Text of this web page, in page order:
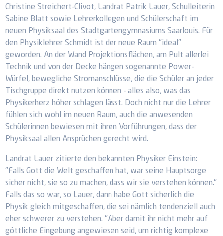
Christine Streichert-Clivot, Landrat Patrik Lauer, Schulleiterin
Sabine Blatt sowie Lehrerkollegen und Schülerschaft im
neuen Physiksaal des Stadtgartengymnasiums Saarlouis. Für
den Physiklehrer Schmidt ist der neue Raum "ideal"
geworden. An der Wand Projektionsflächen, am Pult allerlei
Technik und von der Decke hängen sogenannte Power-
Würfel, bewegliche Stromanschlüsse, die die Schüler an jeder
Tischgruppe direkt nutzen können - alles also, was das
Physikerherz höher schlagen lässt. Doch nicht nur die Lehrer
fühlen sich wohl im neuen Raum, auch die anwesenden
Schülerinnen bewiesen mit ihren Vorführungen, dass der
Physiksaal allen Ansprüchen gerecht wird.
Landrat Lauer zitierte den bekannten Physiker Einstein:
"Falls Gott die Welt geschaffen hat, war seine Hauptsorge
sicher nicht, sie so zu machen, dass wir sie verstehen können."
Falls das so war, so Lauer, dann habe Gott sicherlich die
Physik gleich mitgeschaffen, die sei nämlich tendenziell auch
eher schwerer zu verstehen. "Aber damit ihr nicht mehr auf
göttliche Eingebung angewiesen seid, um richtig komplexe